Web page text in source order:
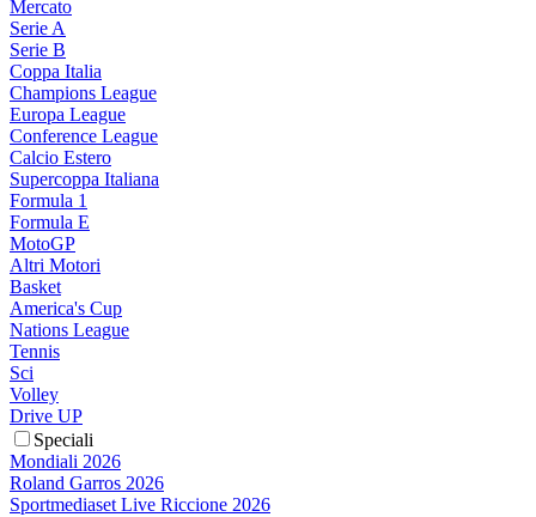
Mercato
Serie A
Serie B
Coppa Italia
Champions League
Europa League
Conference League
Calcio Estero
Supercoppa Italiana
Formula 1
Formula E
MotoGP
Altri Motori
Basket
America's Cup
Nations League
Tennis
Sci
Volley
Drive UP
Speciali
Mondiali 2026
Roland Garros 2026
Sportmediaset Live Riccione 2026